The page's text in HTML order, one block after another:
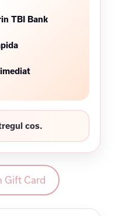
TBI Bank
cos.
Gift Card